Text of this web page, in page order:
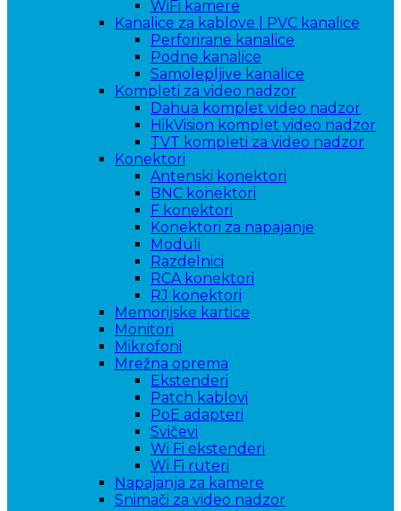
WiFi kamere
Kanalice za kablove | PVC kanalice
Perforirane kanalice
Podne kanalice
Samolepljive kanalice
Kompleti za video nadzor
Dahua komplet video nadzor
HikVision komplet video nadzor
TVT kompleti za video nadzor
Konektori
Antenski konektori
BNC konektori
F konektori
Konektori za napajanje
Moduli
Razdelnici
RCA konektori
RJ konektori
Memorijske kartice
Monitori
Mikrofoni
Mrežna oprema
Ekstenderi
Patch kablovi
PoE adapteri
Svičevi
Wi Fi ekstenderi
Wi Fi ruteri
Napajanja za kamere
Snimači za video nadzor